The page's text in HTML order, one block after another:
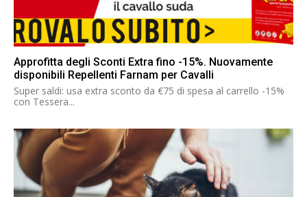
Approfitta degli Sconti Extra fino -15%. Nuovamente
disponibili Repellenti Farnam per Cavalli
Super saldi: usa extra sconto da €75 di spesa al carrello -15%
con Tessera...